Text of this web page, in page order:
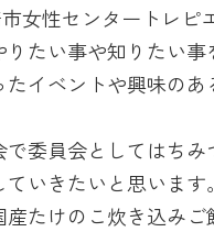
女性センタートレピ
たい事や知りたい事
たイベントや興味の
で委員会としてはち
いきたいと思います。
たけのこ炊き込みご